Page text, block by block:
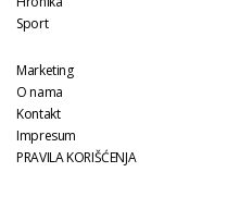
Sport
Marketing
O nama
Kontakt
Impresum
PRAVILA KORIŠĆENJA